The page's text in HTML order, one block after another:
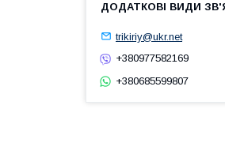
trikiriy@ukr.net
+380977582169
+380685599807